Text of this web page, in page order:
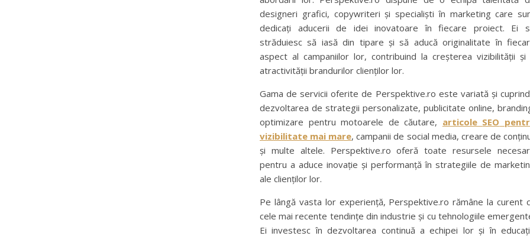
designeri grafici, copywriteri și specialiști în marketing care
dedicați aducerii de idei inovatoare în fiecare proiect. Ei
străduiesc să iasă din tipare și să aducă originalitate în
aspect al campaniilor lor, contribuind la creșterea vizibilității și
atractivității brandurilor clienților lor.
Gama de servicii oferite de Perspektive.ro este variată și
dezvoltarea de strategii personalizate, publicitate online,
optimizare pentru motoarele de căutare, articole SEO
vizibilitate mai mare, campanii de social media, creare de
și multe altele. Perspektive.ro oferă toate resursele
pentru a aduce inovație și performanță în strategiile de
ale clienților lor.
Pe lângă vasta lor experiență, Perspektive.ro rămâne la curent
cele mai recente tendințe din industrie și cu tehnologiile
Ei investesc în dezvoltarea continuă a echipei lor și în